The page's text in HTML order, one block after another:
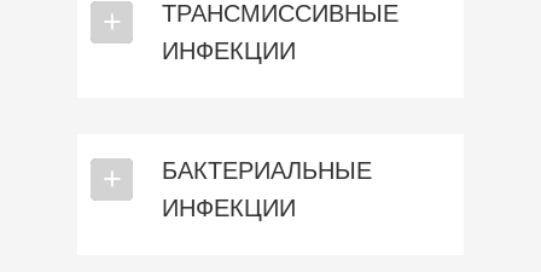
ТРАНСМИССИВНЫЕ
ИНФЕКЦИИ
⎯
+
БАКТЕРИАЛЬНЫЕ
ИНФЕКЦИИ
⎯
+